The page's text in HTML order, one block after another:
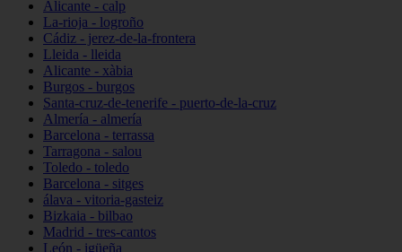
Alicante - calp
La-rioja - logroño
Cádiz - jerez-de-la-frontera
Lleida - lleida
Alicante - xàbia
Burgos - burgos
Santa-cruz-de-tenerife - puerto-de-la-cruz
Almería - almería
Barcelona - terrassa
Tarragona - salou
Toledo - toledo
Barcelona - sitges
álava - vitoria-gasteiz
Bizkaia - bilbao
Madrid - tres-cantos
León - igüeña